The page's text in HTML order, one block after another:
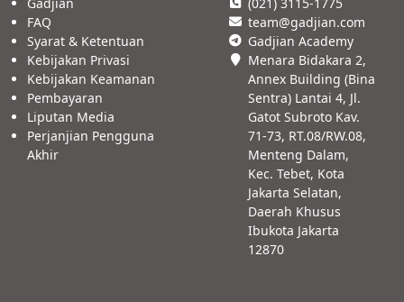
FAQ
Syarat & Ketentuan
Kebijakan Privasi
Kebijakan Keamanan
Pembayaran
Liputan Media
Perjanjian Pengguna
Akhir
team@gadjian.com
Gadjian Academy
Menara Bidakara 2,
Annex Building (Bina
Sentra) Lantai 4, Jl.
Gatot Subroto Kav.
71-73, RT.08/RW.08,
Menteng Dalam,
Kec. Tebet, Kota
Jakarta Selatan,
Daerah Khusus
Ibukota Jakarta
12870